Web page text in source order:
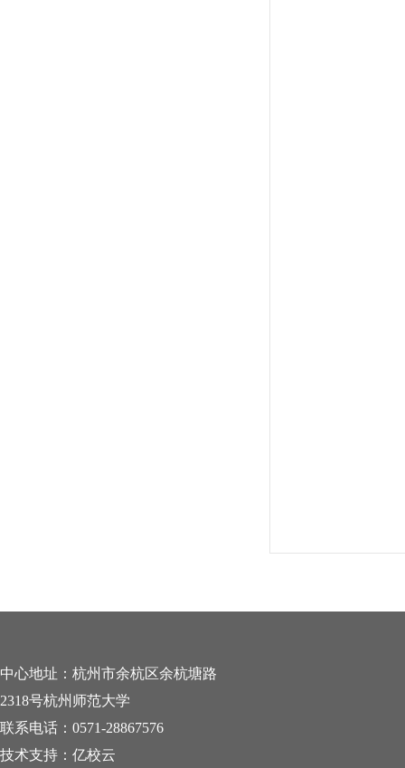
中心地址：杭州市余杭区余杭塘路
2318号杭州师范大学
联系电话：0571-28867576
技术支持：亿校云